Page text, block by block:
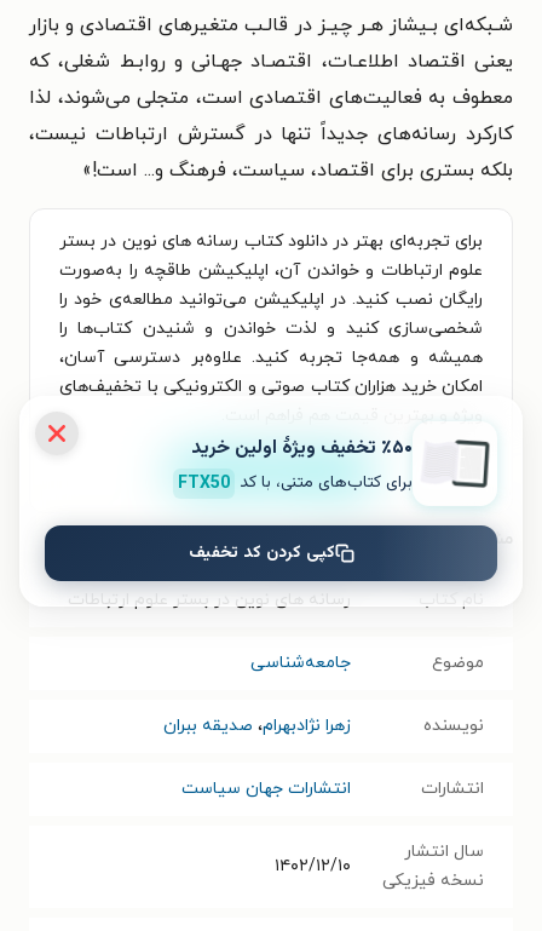
شـبکه‌ای بـیشاز هـر چیـز در قالـب متغیرهای اقتصادی و بازار
یعنی اقتصاد اطلاعـات، اقتصـاد جهـانی و روابـط شغلی، که
معطوف به فعالیت‌های اقتصادی است، متجلی می‌شوند، لذا
کارکرد رسانه‌های جدیداً تنها در گسترش ارتباطات نیست،
بلکه بستری برای اقتصاد، سیاست، فرهنگ و... است!»
برای تجربه‌ای بهتر در دانلود کتاب رسانه های نوین در بستر
علوم ارتباطات و خواندن آن، اپلیکیشن طاقچه را به‌صورت
رایگان نصب کنید. در اپلیکیشن می‌توانید مطالعه‌ی خود را
شخصی‌سازی کنید و لذت خواندن و شنیدن کتاب‌ها را
همیشه و همه‌جا تجربه کنید. علاوه‌بر دسترسی آسان،
امکان خرید هزاران کتاب صوتی و الکترونیکی با تخفیف‌های
ویژه و بهترین قیمت هم فراهم است.
نصب
مشخصات کتاب الکترونیکی
نام کتاب رسانه های نوین در بستر علوم ارتباطات
موضوع جامعه‌شناسی
نویسنده زهرا نژادبهرام، صدیقه ببران
انتشارات انتشارات جهان سیاست
سال انتشار
نسخه فیزیکی
۱۴۰۲/۱۲/۱۰
٪۵۰ تخفیف ویژۀ اولین خرید
برای کتاب‌های متنی، با کد FTX50
کپی کردن کد تخفیف